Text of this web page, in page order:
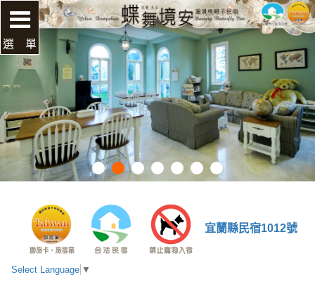
選 單
宜蘭縣民宿1012號
Select Language ▼